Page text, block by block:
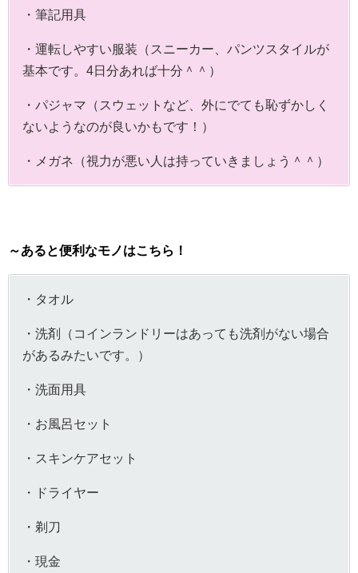
・筆記用具
・運転しやすい服装（スニーカー、パンツスタイルが
基本です。4日分あれば十分＾＾）
・パジャマ（スウェットなど、外にでても恥ずかしく
ないようなのが良いかもです！）
・メガネ（視力が悪い人は持っていきましょう＾＾）
～あると便利なモノはこちら！
・タオル
・洗剤（コインランドリーはあっても洗剤がない場合
があるみたいです。）
・洗面用具
・お風呂セット
・スキンケアセット
・ドライヤー
・剃刀
・現金